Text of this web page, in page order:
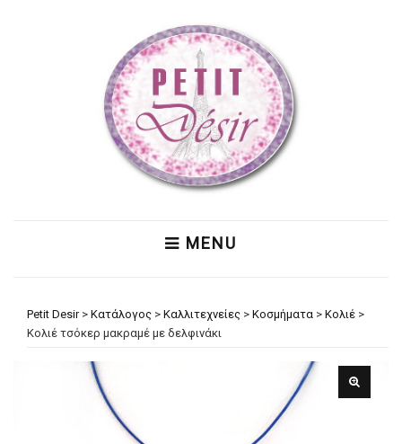
MENU
Petit Desir> Κατάλογος > Καλλιτεχνείες > Κοσμήματα > Κολιέ >
Κολιέ τσόκερ μακραμέ με δελφινάκι